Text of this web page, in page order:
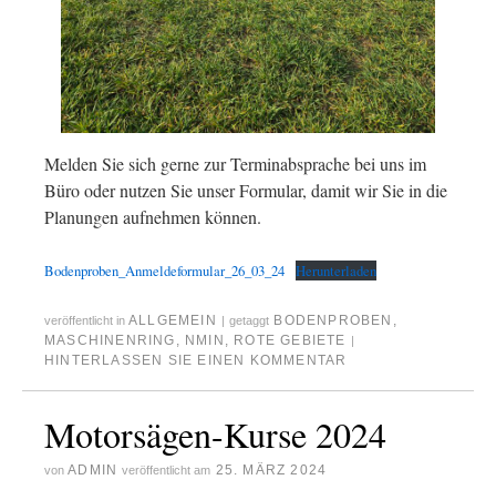
Melden Sie sich gerne zur Terminabsprache bei uns im
Büro oder nutzen Sie unser Formular, damit wir Sie in die
Planungen aufnehmen können.
Bodenproben_Anmeldeformular_26_03_24 Herunterladen
veröffentlicht in ALLGEMEIN getaggt BODENPROBEN ,
MASCHINENRING , NMIN , ROTE GEBIETE
HINTERLASSEN SIE EINEN KOMMENTAR
Motorsägen-Kurse 2024
von ADMIN veröffentlicht am 25. MÄRZ 2024